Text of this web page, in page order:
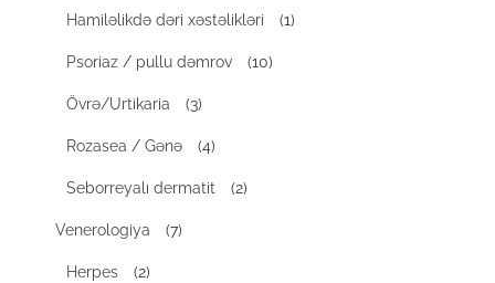
Hamiləlikdə dəri xəstəlikləri (1)
Psoriaz / pullu dəmrov (10)
Övrə/Urtikaria (3)
Rozasea / Gənə (4)
Seborreyalı dermatit (2)
Venerologiya (7)
Herpes (2)